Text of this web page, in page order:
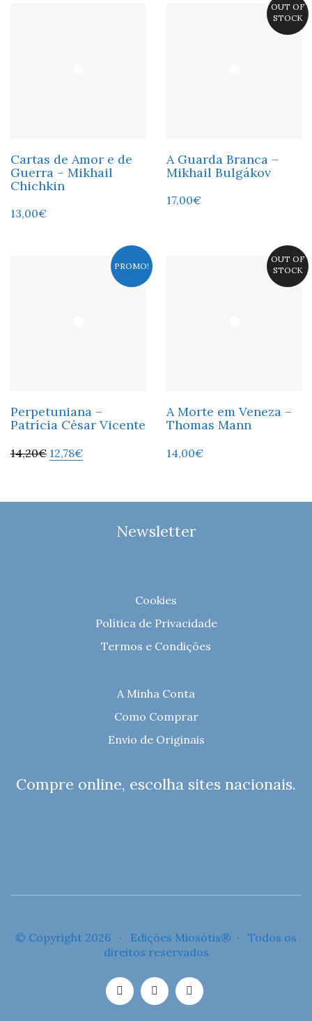
Cartas de Amor e de
Guerra – Mikhail
Chichkin
13,00€
OUT OF
STOCK
A Guarda Branca –
Mikhail Bulgákov
17,00€
PROMO!
Perpetuniana –
Patrícia César Vicente
14,20€ 12,78€
OUT OF
STOCK
A Morte em Veneza –
Thomas Mann
14,00€
Newsletter
Cookies
Política de Privacidade
Termos e Condições
A Minha Conta
Como Comprar
Envio de Originais
Compre online, escolha sites nacionais.
© Copyright 2026 · Edições Miosótis® · Todos os
direitos reservados